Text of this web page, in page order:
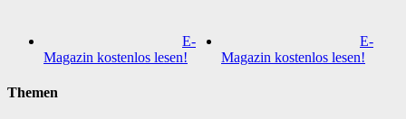
E-
Magazin kostenlos lesen!
E-
Magazin kostenlos lesen!
Themen